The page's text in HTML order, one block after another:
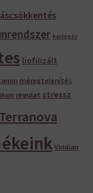
keringés
liofilizált
méregtelenítés
regulat stressz
Terranova
Viridian